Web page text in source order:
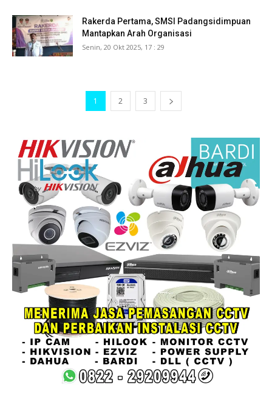
Rakerda Pertama, SMSI Padangsidimpuan
Mantapkan Arah Organisasi
Senin, 20 Okt 2025, 17 : 29
1 2 3